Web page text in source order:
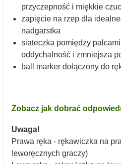
przyczepność i miękkie
zapięcie na rzep dla
nadgarstka
siateczka pomiędzy
oddychalność i zmniejsza
ball marker dołączony do
Zobacz jak dobrać
Uwaga!
Prawa ręka - rękawiczka na
leworęcznych graczy)